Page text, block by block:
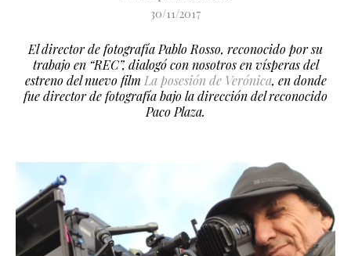
30/11/2017
El director de fotografía Pablo Rosso, reconocido por su
trabajo en “REC”, dialogó con nosotros en vísperas del
estreno del nuevo film La posesión de Verónica, en donde
fue director de fotografía bajo la dirección del reconocido
Paco Plaza.